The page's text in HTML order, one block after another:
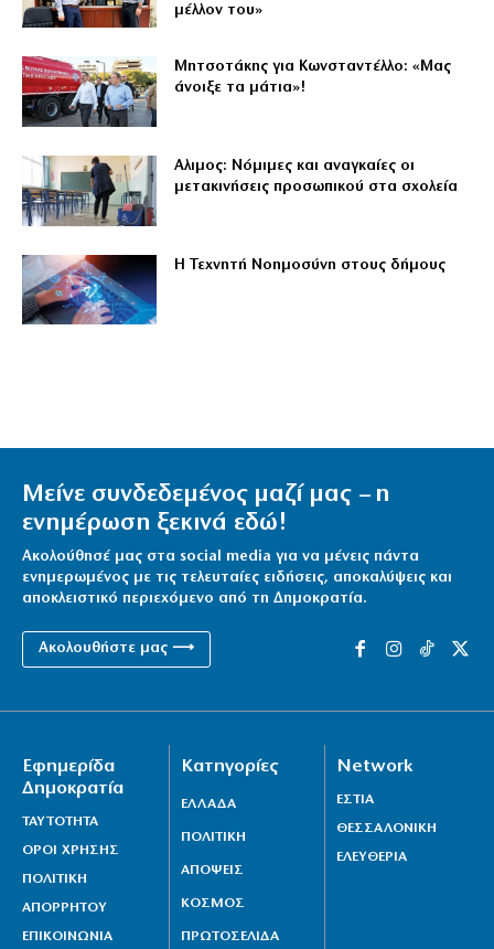
μέλλον του»
Μητσοτάκης για Κωνσταντέλλο: «Μας
άνοιξε τα μάτια»!
Αλιμος: Νόμιμες και αναγκαίες οι
μετακινήσεις προσωπικού στα σχολεία
Η Τεχνητή Νοημοσύνη στους δήμους
Μείνε συνδεδεμένος μαζί μας – η
ενημέρωση ξεκινά εδώ!
Ακολούθησέ μας στα social media για να μένεις πάντα
ενημερωμένος με τις τελευταίες ειδήσεις, αποκαλύψεις και
αποκλειστικό περιεχόμενο από τη Δημοκρατία.
Ακολουθήστε μας ⟶
Εφημερίδα
Δημοκρατία
ΤΑΥΤΟΤΗΤΑ
ΟΡΟΙ ΧΡΗΣΗΣ
ΠΟΛΙΤΙΚΗ
ΑΠΟΡΡΗΤΟΥ
ΕΠΙΚΟΙΝΩΝΙΑ
Κατηγορίες
ΕΛΛΑΔΑ
ΠΟΛΙΤΙΚΗ
ΑΠΟΨΕΙΣ
ΚΟΣΜΟΣ
ΠΡΩΤΟΣΕΛΙΔΑ
Network
ΕΣΤΙΑ
ΘΕΣΣΑΛΟΝΙΚΗ
ΕΛΕΥΘΕΡΙΑ